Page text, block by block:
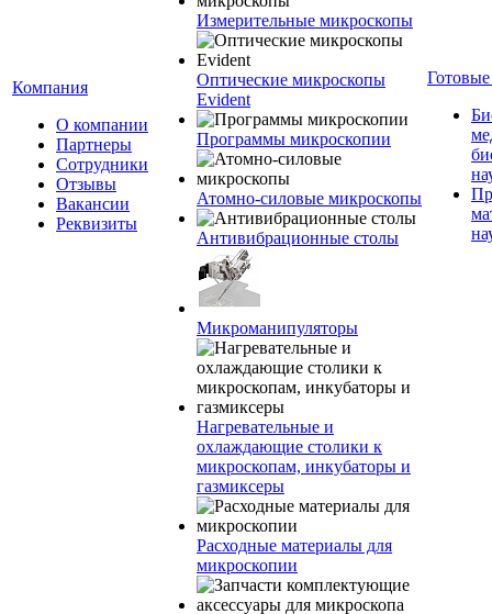
Компания
О компании
Партнеры
Сотрудники
Отзывы
Вакансии
Реквизиты
Измерительные микроскопы
Оптические микроскопы
Evident
Программы микроскопии
Атомно-силовые микроскопы
Антивибрационные столы
Микроманипуляторы
Нагревательные и
охлаждающие столики к
микроскопам, инкубаторы и
газмиксеры
Расходные материалы для
микроскопии